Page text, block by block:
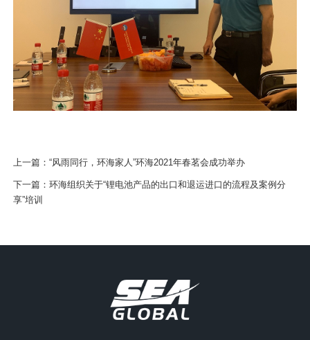
上一篇： “风雨同行，环海家人”环海2021年春茗会成功举办
下一篇： 环海组织关于“锂电池产品的出口和退运进口的流程及案例分
享”培训